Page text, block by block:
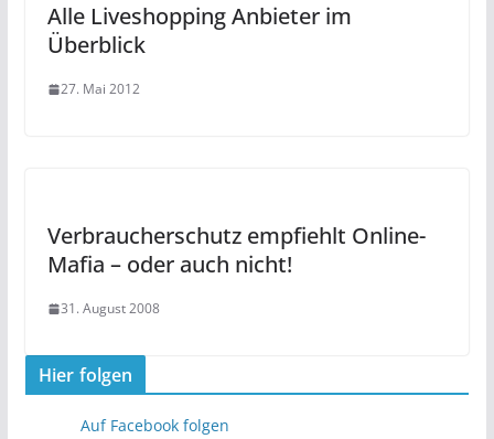
Alle Liveshopping Anbieter im
Überblick
27. Mai 2012
Verbraucherschutz empfiehlt Online-
Mafia – oder auch nicht!
31. August 2008
Hier folgen
Auf Facebook folgen